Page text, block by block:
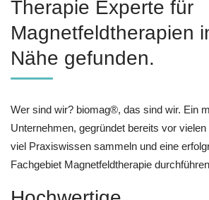
Therapie Experte für
Magnetfeldtherapien
Nähe gefunden.
Wer sind wir? biomag®, das sind wir. Ein
Unternehmen, gegründet bereits vor
viel Praxiswissen sammeln und eine
Fachgebiet Magnetfeldtherapie